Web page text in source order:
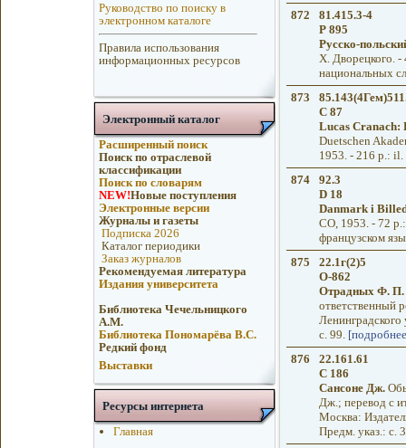
Руководство по поиску в
электронном каталоге
Правила использования
информационных ресурсов
Электронный каталог
Расширенный поиск
Поиск по отраслевой
классификации
Поиск по словарям
NEW!Новые поступления
Электронные версии
Журналы и газеты
Подписка 2026
Каталог периодики
Заказ журналов
Рекомендуемая литература
Издания университета
Библиотека Чечельницкого
А.М.
Библиотека Пономарёва В.С.
Редкий фонд
Выставки
Ресурсы интернета
Главная
872
81.415.3-4
Р 895
Русско-
Х. Дворецкого. -
национальных
873
C 87
Lucas Cranach:
Duetschen
1953. - 216 p.:
874
92.3
D 18
Danmark i
CO, 1953. - 72
французском
875
22.1г(2)5
О-862
Отрадных Ф. П.
ответственный
с. 99.
876
22.161.61
С 186
Сансоне Дж.
Дж.; перевод с
Москва:
Предм. указ.: с.